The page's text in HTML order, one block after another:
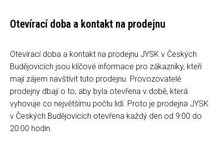
Otevírací doba a kontakt na prodejnu
Otevírací doba a kontakt na prodejnu JYSK v Českých
Budějovicích jsou klíčové informace pro zákazníky, kteří
mají zájem navštívit tuto prodejnu. Provozovatelé
prodejny dbají o to, aby byla otevřena v době, která
vyhovuje co největšímu počtu lidí. Proto je prodejna JYSK
v Českých Budějovicích otevřena každý den od 9:00 do
20:00 hodin.